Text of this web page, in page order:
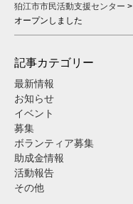
狛江市市民活動支援センター >
オープンしました
記事カテゴリー
最新情報
お知らせ
イベント
募集
ボランティア募集
助成金情報
活動報告
その他